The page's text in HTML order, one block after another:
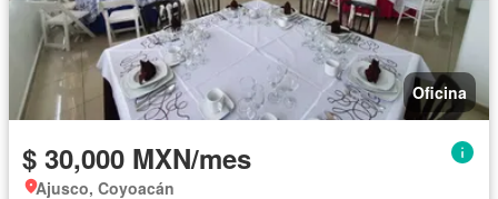
Oficina
$ 30,000 MXN/mes
Ajusco, Coyoacán